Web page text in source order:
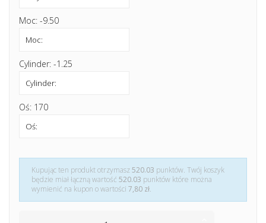
Moc: -9.50
Cylinder: -1.25
Oś: 170
Kupując ten produkt otrzymasz520.03 punktów. Twój koszyk
będzie miał łączną wartość 520.03 punktów które można
wymienić na kupon o wartości 7,80 zł.